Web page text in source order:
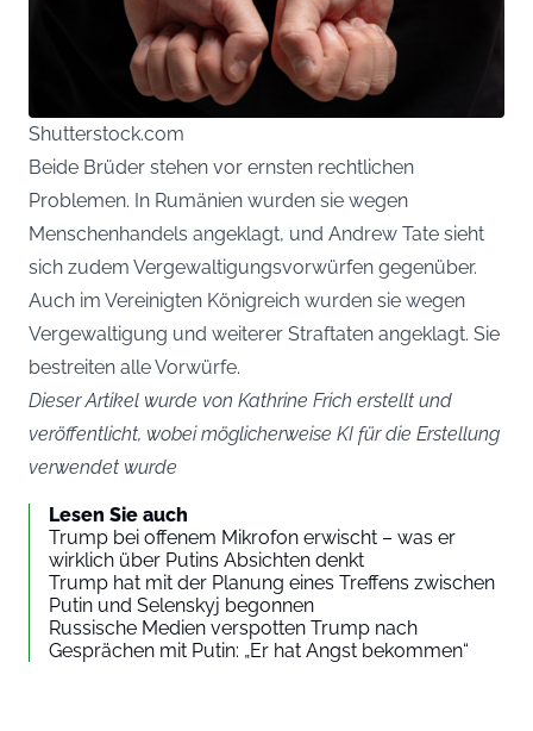
Shutterstock.com
Beide Brüder stehen vor ernsten rechtlichen
Problemen. In Rumänien wurden sie wegen
Menschenhandels angeklagt, und Andrew Tate sieht
sich zudem Vergewaltigungsvorwürfen gegenüber.
Auch im Vereinigten Königreich wurden sie wegen
Vergewaltigung und weiterer Straftaten angeklagt. Sie
bestreiten alle Vorwürfe.
Dieser Artikel wurde von Kathrine Frich erstellt und
veröffentlicht, wobei möglicherweise KI für die Erstellung
verwendet wurde
Lesen Sie auch
Trump bei offenem Mikrofon erwischt – was er
wirklich über Putins Absichten denkt
Trump hat mit der Planung eines Treffens zwischen
Putin und Selenskyj begonnen
Russische Medien verspotten Trump nach
Gesprächen mit Putin: „Er hat Angst bekommen“